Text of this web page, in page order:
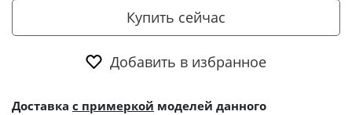
Купить сейчас
Добавить в избранное
Доставка с примеркой моделей данного